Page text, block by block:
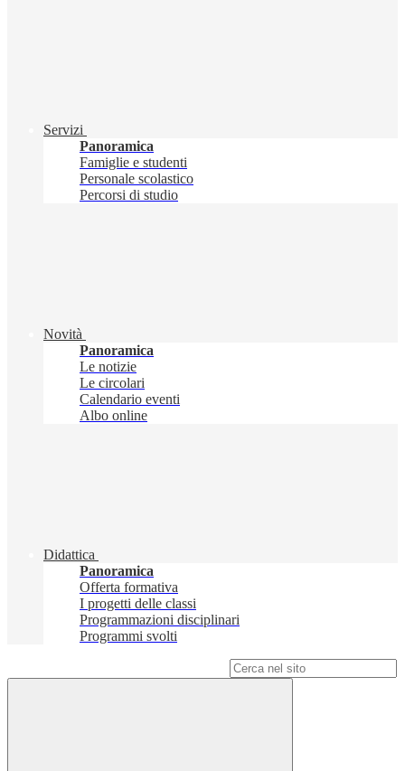
Servizi
Panoramica
Famiglie e studenti
Personale scolastico
Percorsi di studio
Novità
Panoramica
Le notizie
Le circolari
Calendario eventi
Albo online
Didattica
Panoramica
Offerta formativa
I progetti delle classi
Programmazioni disciplinari
Programmi svolti